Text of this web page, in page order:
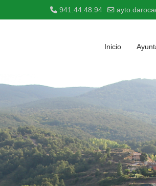
941.44.48.94
Inicio